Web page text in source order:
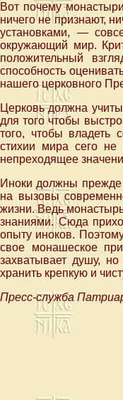
Вот почему
ничего не признают,
установками, —
окружающий мир.
положительный
способность
нашего церковного
Церковь должна
для того чтобы
того, чтобы владеть
стихии мира сего
непреходящее
Иноки должны прежде
на вызовы
жизни. Ведь
знаниями. Сюда
опыту иноков.
свое монашеское
захватывает душу,
хранить крепкую и
Пресс-служба